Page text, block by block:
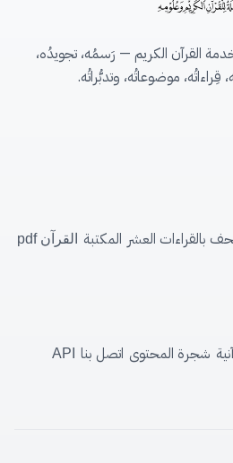
القرآن الكريم — رَسمُه، تجويدُه،
قِراءاتُه، موضوعاتُه، وتدبُّراتُه.
بالقراءات العشر المكتبة القرآن pdf
شجرة المحتوى اتصل بنا
API